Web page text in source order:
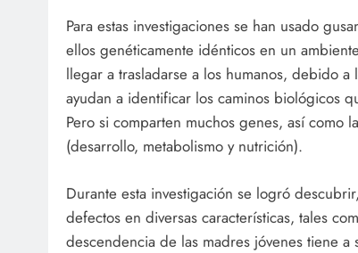
Para estas investigaciones se han usado
ellos genéticamente idénticos en un
llegar a trasladarse a los humanos, debido
ayudan a identificar los caminos biológicos
Pero si comparten muchos genes, así como
(desarrollo, metabolismo y nutrición).
Durante esta investigación se logró
defectos en diversas características, tales
descendencia de las madres jóvenes tiene